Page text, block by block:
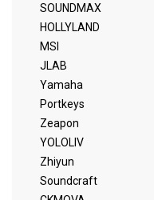
SOUNDMAX
HOLLYLAND
MSI
JLAB
Yamaha
Portkeys
Zeapon
YOLOLIV
Zhiyun
Soundcraft